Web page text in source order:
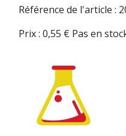
Référence de l'article :
Prix : 0,55 € Pas en